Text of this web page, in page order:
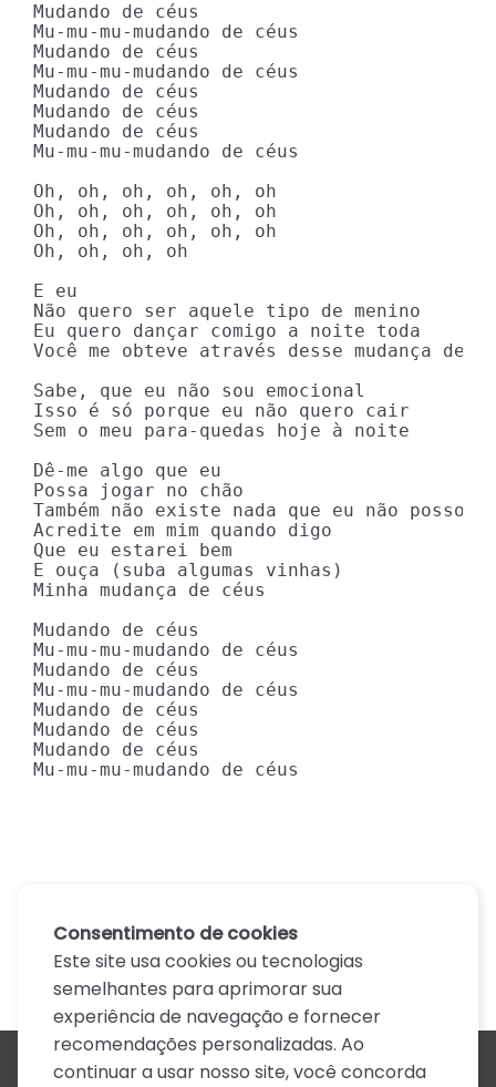
Mudando de céus
Mu-mu-mu-mudando de céus
Mudando de céus
Mu-mu-mu-mudando de céus
Mudando de céus
Mudando de céus
Mudando de céus
Mu-mu-mu-mudando de céus
Oh, oh, oh, oh, oh, oh
Oh, oh, oh, oh, oh, oh
Oh, oh, oh, oh, oh, oh
Oh, oh, oh, oh
E eu
Não quero ser aquele tipo de menino
Eu quero dançar comigo a noite toda
Você me obteve através desse mudança de
Sabe, que eu não sou emocional
Isso é só porque eu não quero cair
Sem o meu para-quedas hoje à noite
Dê-me algo que eu
Possa jogar no chão
Também não existe nada que eu não posso
Acredite em mim quando digo
Que eu estarei bem
E ouça (suba algumas vinhas)
Minha mudança de céus
Mudando de céus
Mu-mu-mu-mudando de céus
Mudando de céus
Mu-mu-mu-mudando de céus
Mudando de céus
Mudando de céus
Mudando de céus
Mu-mu-mu-mudando de céus
Todos os artistas
Consentimento de cookies
Este site usa cookies ou tecnologias
semelhantes para aprimorar sua
experiência de navegação e fornecer
recomendações personalizadas. Ao
continuar a usar nosso site, você concorda